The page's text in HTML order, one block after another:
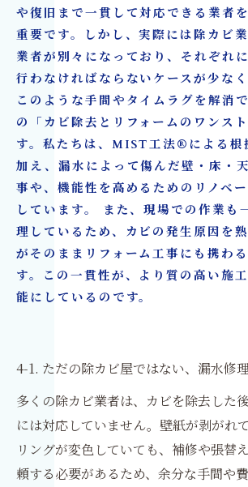
や復旧まで一貫して対応できる業者
重要です。しかし、実際には除カビ
業者が別々になっており、それぞれ
行わなければならないケースが少な
このような手間やタイムラグを解消
の「カビ除去とリフォームのワンス
す。私たちは、MIST工法®による根
加え、漏水によって傷んだ壁・床・
事や、機能性を高めるためのリノベ
しています。 また、現場での作業も
理しているため、カビの発生原因を
がそのままリフォーム工事にも携わ
す。この一貫性が、より質の高い施
能にしているのです。
4-1. ただの除カビ屋ではない、漏水修
多くの除カビ業者は、カビを除去した
には対応していません。壁紙が剥がれ
リングが変色していても、補修や張替
頼する必要があるため、余分な手間や